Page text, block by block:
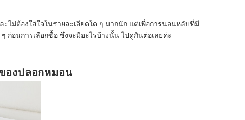
ไม่ต้องใส่ใจในรายละเอียดใด ๆ มากนัก แต่เพื่อการนอนหลับที่มี
ก่อนการเลือกซื้อ ซึ่งจะมีอะไรบ้างนั้น ไปดูกันต่อเลยค่ะ
องปลอกหมอน